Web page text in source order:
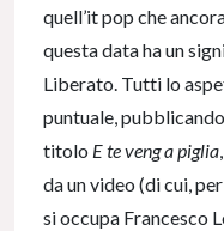
quell’it pop che
questa data ha un
Liberato. Tutti lo
puntuale,
titolo E te veng a piglia
da un video (di cui,
si occupa Francesco